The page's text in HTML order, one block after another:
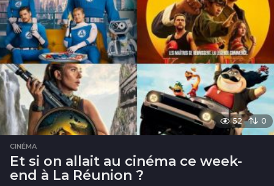
i
52 0
CINÉMA
Et si on allait au cinéma ce week-
end à La Réunion ?